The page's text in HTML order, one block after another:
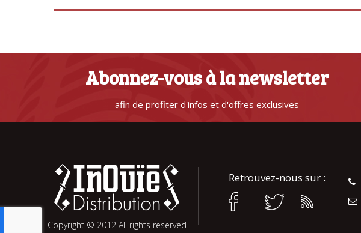
Abonnez-vous à la newsletter
afin de profiter d'infos et d'offres exclusives
Copyright © 2012 All rights reserved
Retrouvez-nous sur :